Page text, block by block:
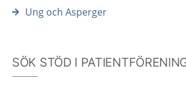
Ung och Asperger
SÖK STÖD I